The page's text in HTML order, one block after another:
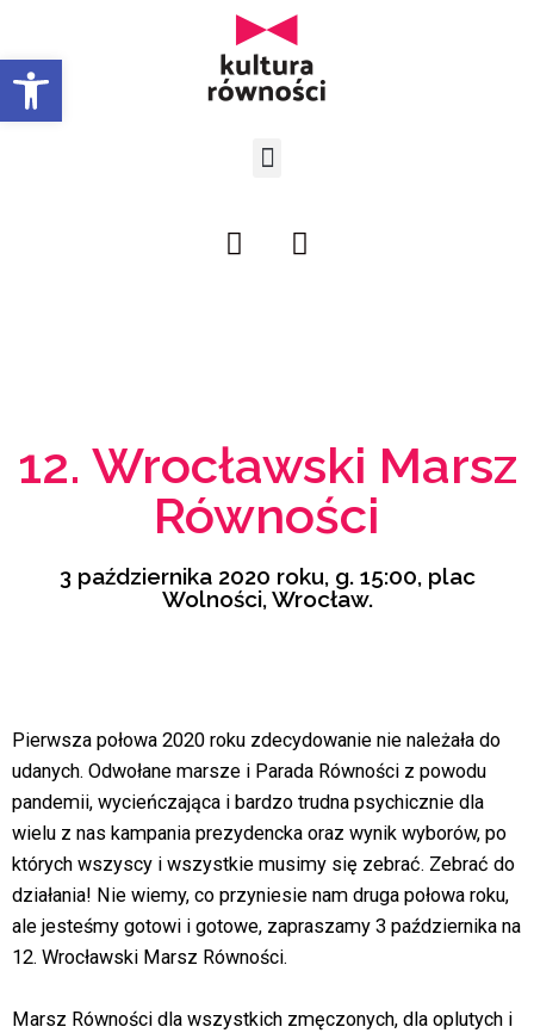
Open toolbar
12. Wrocławski Marsz
Równości
3 października 2020 roku, g. 15:00, plac
Wolności, Wrocław.
Pierwsza połowa 2020 roku zdecydowanie nie należała do
udanych. Odwołane marsze i Parada Równości z powodu
pandemii, wycieńczająca i bardzo trudna psychicznie dla
wielu z nas kampania prezydencka oraz wynik wyborów, po
których wszyscy i wszystkie musimy się zebrać. Zebrać do
działania! Nie wiemy, co przyniesie nam druga połowa roku,
ale jesteśmy gotowi i gotowe, zapraszamy 3 października na
12. Wrocławski Marsz Równości.
Marsz Równości dla wszystkich zmęczonych, dla oplutych i